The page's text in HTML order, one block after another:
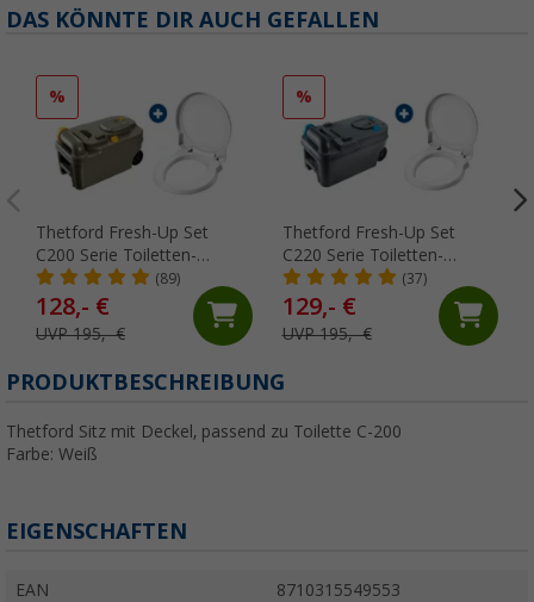
DAS KÖNNTE DIR AUCH GEFALLEN
%
Thetford Fresh-Up Set
C200 Serie Toiletten-
Aufbereitungsset 2 teilig
(89)
128,- €
UVP 195,- €
%
Thetford Fresh-Up Set
C220 Serie Toiletten-
Aufbereitungsset 2 teilig
(37)
129,- €
UVP 195,- €
PRODUKTBESCHREIBUNG
Thetford Sitz mit Deckel, passend zu Toilette C-200
Farbe: Weiß
EIGENSCHAFTEN
EAN 8710315549553